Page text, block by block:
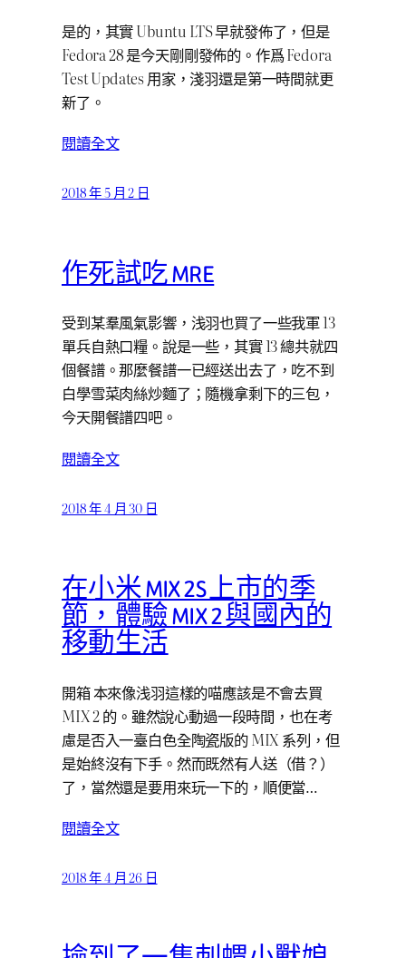
是的，其實 Ubuntu LTS 早就發佈了，但是
Fedora 28 是今天剛剛發佈的。作爲 Fedora
Test Updates 用家，淺羽還是第一時間就更
新了。
閱讀全文
2018 年 5 月 2 日
作死試吃 MRE
受到某羣風氣影響，浅羽也買了一些我軍 13
單兵自熱口糧。說是一些，其實 13 總共就四
個餐譜。那麼餐譜一已經送出去了，吃不到
白學雪菜肉絲炒麵了；隨機拿剩下的三包，
今天開餐譜四吧。
閱讀全文
2018 年 4 月 30 日
在小米 MIX 2S 上市的季
節，體驗 MIX 2 與國內的
移動生活
開箱 本來像浅羽這樣的喵應該是不會去買
MIX 2 的。雖然說心動過一段時間，也在考
慮是否入一臺白色全陶瓷版的 MIX 系列，但
是始終沒有下手。然而既然有人送（借？）
了，當然還是要用來玩一下的，順便當…
閱讀全文
2018 年 4 月 26 日